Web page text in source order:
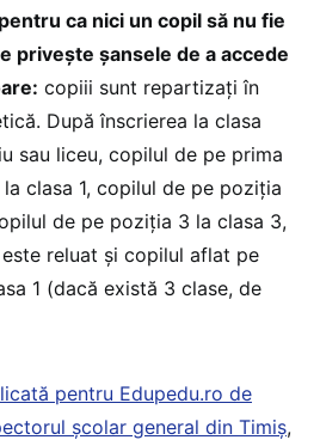
ca nici un copil să nu fie
privește șansele de a accede
copiii sunt repartizați în
După înscrierea la clasa
sau liceu, copilul de pe prima
clasa 1, copilul de pe poziția
de pe poziția 3 la clasa 3,
reluat și copilul aflat pe
1 (dacă există 3 clase, de
pentru Edupedu.ro de
școlar general din Timiș,